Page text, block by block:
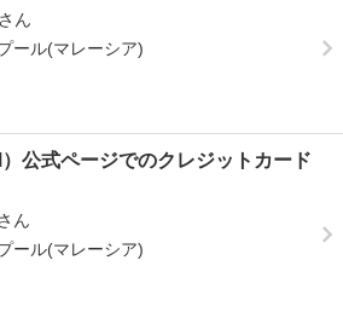
ん
ール(マレーシア)
公式ページでのクレジットカード
ん
ール(マレーシア)